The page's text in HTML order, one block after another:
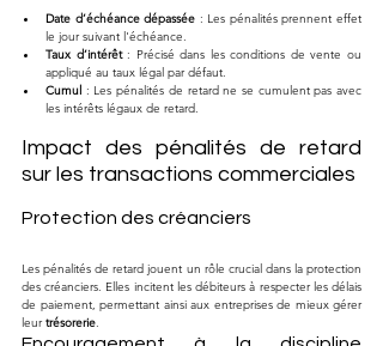
Date d’échéance dépassée : Les pénalités prennent effet
le jour suivant l'échéance.
Taux d’intérêt : Précisé dans les conditions de vente ou
appliqué au taux légal par défaut.
Cumul : Les pénalités de retard ne se cumulent pas avec
les intérêts légaux de retard.
Impact des pénalités de retard
sur les transactions commerciales
Protection des créanciers
Les pénalités de retard jouent un rôle crucial dans la protection
des créanciers. Elles incitent les débiteurs à respecter les délais
de paiement, permettant ainsi aux entreprises de mieux gérer
leur trésorerie.